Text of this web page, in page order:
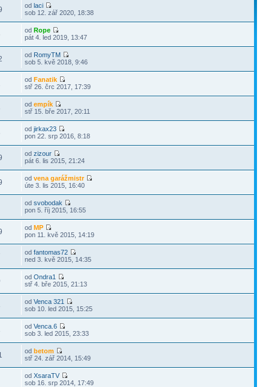
odlaci
sob 12. zář 2020, 18:38
odRope
pát 4. led 2019, 13:47
od RomyTM
sob 5. kvě 2018, 9:46
odFanatik
stř 26. črc 2017, 17:39
odempík
stř 15. bře 2017, 20:11
odjirkax23
pon 22. srp 2016, 8:18
odzizour
pát 6. lis 2015, 21:24
odvena garážmistr
úte 3. lis 2015, 16:40
odsvobodak
pon 5. říj 2015, 16:55
odMP
pon 11. kvě 2015, 14:19
odfantomas72
ned 3. kvě 2015, 14:35
odOndra1
stř 4. bře 2015, 21:13
odVenca 321
sob 10. led 2015, 15:25
odVenca.6
sob 3. led 2015, 23:33
odbetom
stř 24. zář 2014, 15:49
odXsaraTV
sob 16. srp 2014, 17:49